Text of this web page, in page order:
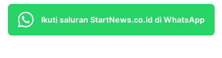
Ikuti saluran StartNews.co.id di WhatsApp